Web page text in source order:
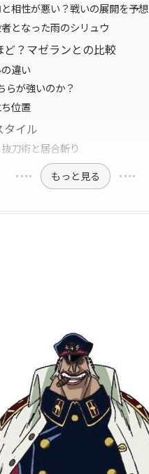
相性が悪い？戦いの展開を予想
となった雨のシリュウ
？マゼランとの比較
違い
らが強いのか？
位置
タイル
刀術と居合斬り
もっと見る